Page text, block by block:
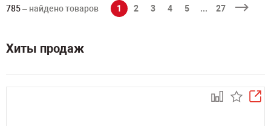
785– найдено товаров 1 2 3 4 5 ... 27
Хиты продаж